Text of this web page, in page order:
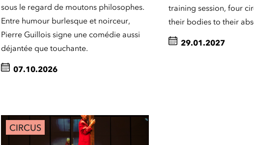
sous le regard de moutons philosophes.
Entre humour burlesque et noirceur,
Pierre Guillois signe une comédie aussi
déjantée que touchante.
07.10.2026
training session, four
their bodies to their
29.01.2027
CIRCUS